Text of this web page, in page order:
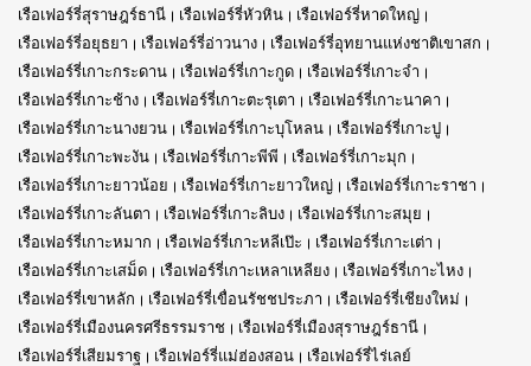
เรือเฟอร์รี่สุราษฎร์ธานี
เรือเฟอร์รี่หัวหิน
เรือเฟอร์รี่หาดใหญ่
เรือเฟอร์รี่อยุธยา
เรือเฟอร์รี่อ่าวนาง
เรือเฟอร์รี่อุทยานแห่งชาติเขาสก
เรือเฟอร์รี่เกาะกระดาน
เรือเฟอร์รี่เกาะกูด
เรือเฟอร์รี่เกาะจำ
เรือเฟอร์รี่เกาะช้าง
เรือเฟอร์รี่เกาะตะรุเตา
เรือเฟอร์รี่เกาะนาคา
เรือเฟอร์รี่เกาะนางยวน
เรือเฟอร์รี่เกาะบุโหลน
เรือเฟอร์รี่เกาะปู
เรือเฟอร์รี่เกาะพะงัน
เรือเฟอร์รี่เกาะพีพี
เรือเฟอร์รี่เกาะมุก
เรือเฟอร์รี่เกาะยาวน้อย
เรือเฟอร์รี่เกาะยาวใหญ่
เรือเฟอร์รี่เกาะราชา
เรือเฟอร์รี่เกาะลันตา
เรือเฟอร์รี่เกาะลิบง
เรือเฟอร์รี่เกาะสมุย
เรือเฟอร์รี่เกาะหมาก
เรือเฟอร์รี่เกาะหลีเป๊ะ
เรือเฟอร์รี่เกาะเต่า
เรือเฟอร์รี่เกาะเสม็ด
เรือเฟอร์รี่เกาะเหลาเหลียง
เรือเฟอร์รี่เกาะไหง
เรือเฟอร์รี่เขาหลัก
เรือเฟอร์รี่เขื่อนรัชชประภา
เรือเฟอร์รี่เชียงใหม่
เรือเฟอร์รี่เมืองนครศรีธรรมราช
เรือเฟอร์รี่เมืองสุราษฎร์ธานี
เรือเฟอร์รี่เสียมราฐ
เรือเฟอร์รี่แม่ฮ่องสอน เรือเฟอร์รี่ไร่เลย์